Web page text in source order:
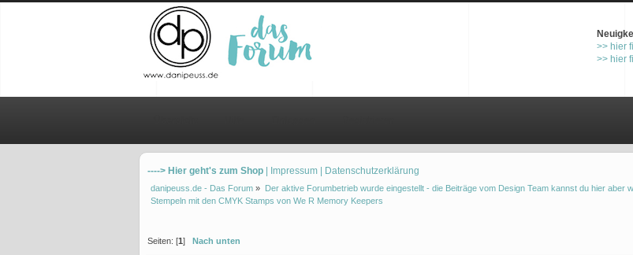
>> hier
>> hier
----> Hier geht's zum Shop | Impressum | Datenschutzerklärung
danipeuss.de - Das Forum » Der aktive Forumbetrieb wurde eingestellt - die Beiträge vom Design Team kannst du hier aber
Stempeln mit den CMYK Stamps von We R Memory Keepers
Seiten: [1] Nach unten